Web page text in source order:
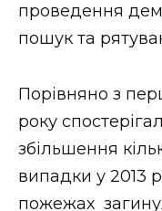
проведення
пошук та
Порівняно з
року
збільшення
випадки у 2013
пожежах